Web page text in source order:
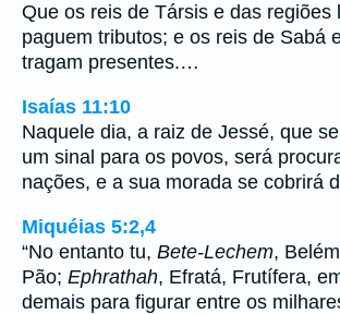
Que os reis de Társis e das regiões
paguem tributos; e os reis de Sabá
tragam presentes.…
Isaías 11:10
Naquele dia, a raiz de Jessé, que
um sinal para os povos, será
nações, e a sua morada se cobrirá
Miquéias 5:2,4
“No entanto tu, Bete-Lechem,
Pão; Ephrathah, Efratá, Frutífera,
demais para figurar entre os